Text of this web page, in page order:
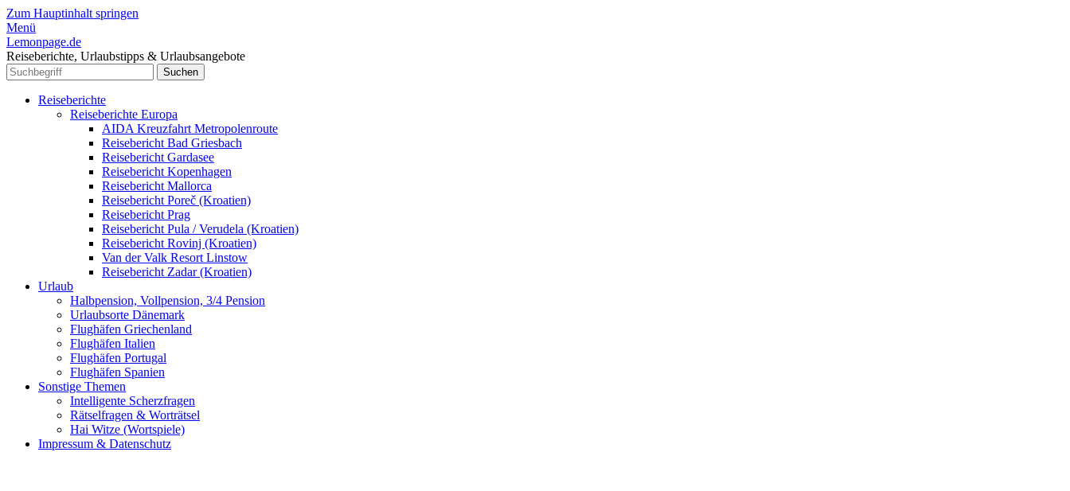
Zum Hauptinhalt springen
Menü
Lemonpage.de
Reiseberichte, Urlaubstipps & Urlaubsangebote
Reiseberichte
Reiseberichte Europa
AIDA Kreuzfahrt Metropolenroute
Reisebericht Bad Griesbach
Reisebericht Gardasee
Reisebericht Kopenhagen
Reisebericht Mallorca
Reisebericht Poreč (Kroatien)
Reisebericht Prag
Reisebericht Pula / Verudela (Kroatien)
Reisebericht Rovinj (Kroatien)
Van der Valk Resort Linstow
Reisebericht Zadar (Kroatien)
Urlaub
Halbpension, Vollpension, 3/4 Pension
Urlaubsorte Dänemark
Flughäfen Griechenland
Flughäfen Italien
Flughäfen Portugal
Flughäfen Spanien
Sonstige Themen
Intelligente Scherzfragen
Rätselfragen & Worträtsel
Hai Witze (Wortspiele)
Impressum & Datenschutz